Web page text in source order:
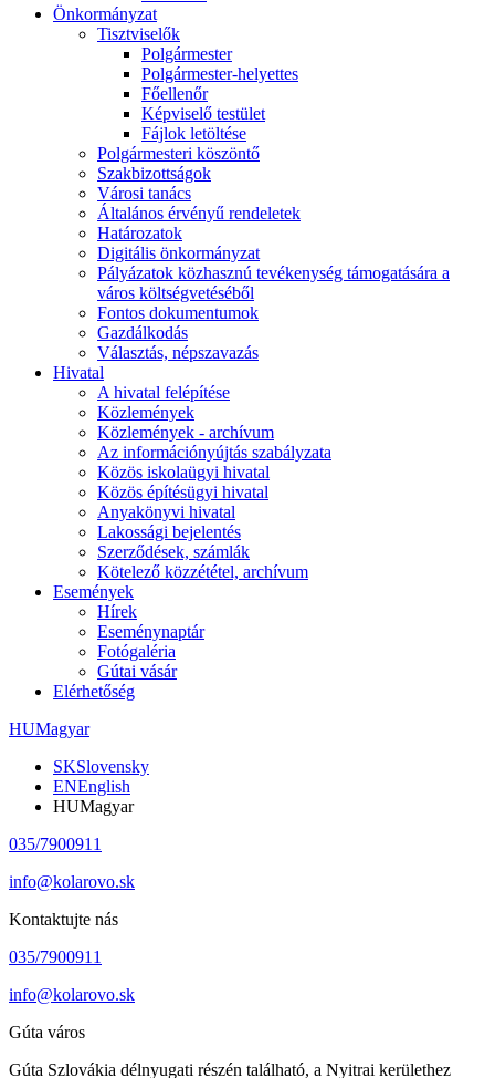
Önkormányzat
Tisztviselők
Polgármester
Polgármester-helyettes
Főellenőr
Képviselő testület
Fájlok letöltése
Polgármesteri köszöntő
Szakbizottságok
Városi tanács
Általános érvényű rendeletek
Határozatok
Digitális önkormányzat
Pályázatok közhasznú tevékenység támogatására a
város költségvetéséből
Fontos dokumentumok
Gazdálkodás
Választás, népszavazás
Hivatal
A hivatal felépítése
Közlemények
Közlemények - archívum
Az információnyújtás szabályzata
Közös iskolaügyi hivatal
Közös építésügyi hivatal
Anyakönyvi hivatal
Lakossági bejelentés
Szerződések, számlák
Kötelező közzététel, archívum
Események
Hírek
Eseménynaptár
Fotógaléria
Gútai vásár
Elérhetőség
HUMagyar
SKSlovensky
ENEnglish
HUMagyar
035/7900911
info@kolarovo.sk
Kontaktujte nás
035/7900911
info@kolarovo.sk
Gúta város
Gúta Szlovákia délnyugati részén található, a Nyitrai kerülethez